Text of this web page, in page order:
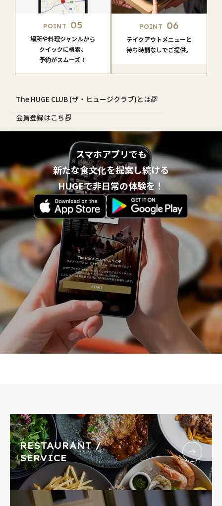
POINT 05
場所や料理ジャンルから
クイックに検索。
予約がスムーズ！
POINT 06
テイクアウトメニューと
待ち時間なしでご提供。
The HUGE CLUB (ザ・ヒュージクラブ)とは？
会員登録はこちら
スマホアプリでも
新たな食文化を提案し続ける
HUGEで非日常の体験を！
RESTAURANT /
SERVICE